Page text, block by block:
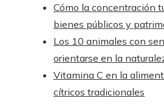
Cómo la concentración
bienes públicos y
Los 10 animales con
orientarse en la
Vitamina C en la
cítricos tradicionales